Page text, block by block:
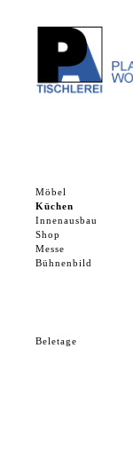
Möbel
Küchen
Innenausbau
Shop
Messe
Bühnenbild
Beletage